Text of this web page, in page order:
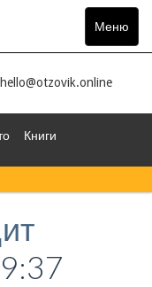
Меню
Toggle
hello@otzovik.online
Книги